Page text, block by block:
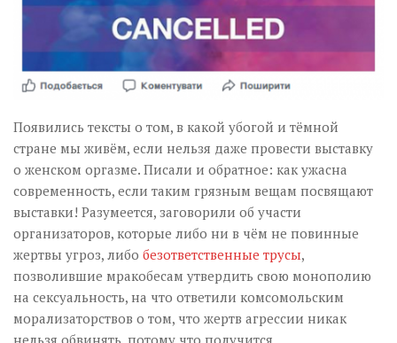
Появились тексты о том, в какой убогой и тёмной
стране мы живём, если нельзя даже провести выставку
о женском оргазме. Писали и обратное: как ужасна
современность, если таким грязным вещам посвящают
выставки! Разумеется, заговорили об участи
организаторов, которые либо ни в чём не повинные
жертвы угроз, либо безответственные трусы,
позволившие мракобесам утвердить свою монополию
на сексуальность, на что ответили комсомольским
морализаторствов о том, что жертв агрессии никак
нельзя обвинять, потому что получится